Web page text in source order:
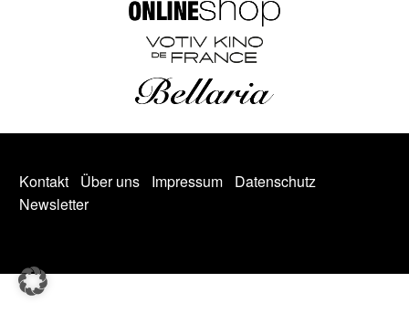
Kontakt Über uns Impressum
Datenschutz
Newsletter